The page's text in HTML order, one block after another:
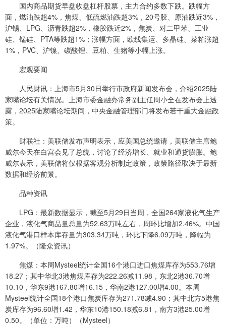
国内商品期货早盘收盘杠杆股票，主力合约多数下跌。跌幅方
面，燃油跌超4%，焦煤、低硫燃油跌超3%，20号胶、原油跌近3%，
沪锡、LPG、沥青跌超2%，橡胶跌近2%，焦炭、对二甲苯、工业
硅、锰硅、PTA等跌超1%；涨幅方面，欧线集运、多晶硅、菜粕涨超
1%，PVC、沪镍、碳酸锂、豆粕、生猪等小幅上涨。
宏观要闻
人民财讯：上海市5月30日举行市政府新闻发布会，介绍2025陆
家嘴论坛有关情况。上海市委金融办常务副主任周小全在发布会上透
露，2025陆家嘴论坛期间，中央金融管理部门将发布若干重大金融政
策。
财联社：美联储发布声明表示，应美国总统邀请，美联储主席鲍
威尔今天在白宫会见了总统，讨论了经济增长、就业和通货膨胀。鲍
威尔表示，美联储将仅根据客观分析制定政策，政策路径取决于最新
数据和经济前景。
品种资讯
LPG：最新数据显示，截至5月29日当周，全国264家液化气生产
企业，液化气商品量总量为52.63万吨左右，周环比增加2.46%。中国
液化气港口样本库存量为303.34万吨，环比下降6.09万吨，降幅为
1.97%。（隆众资讯）
焦煤：本周Mysteel统计全国16个港口进口焦煤库存为553.76增
18.27；其中华北3港焦煤库存为222.26减11.98，东北2港36.70增
10.10，华东9港167.80增16.15，华南2港127.00增4.00。本周
Mysteel统计全国18个港口焦炭库存为271.78减4.90；其中北方5港焦
炭库存为96.60增1.42，华东10港150.18减6.81，南方3港25.00增
0.50。（单位：万吨）（Mysteel）